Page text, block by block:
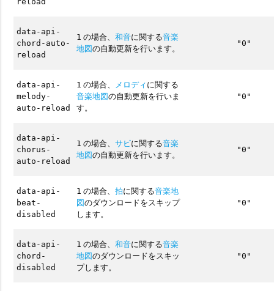
data-api-
chord-auto-
reload
1 の場合、和音に関する音楽
地図の自動更新を行います。
"0"
data-api-
melody-
auto-reload
1 の場合、 メロディに関する
音楽地図の自動更新を行いま
す。
"0"
data-api-
chorus-
auto-reload
1 の場合、サビに関する音楽
地図の自動更新を行います。
"0"
data-api-
beat-
disabled
1 の場合、拍に関する音楽地
図のダウンロードをスキップ
します。
"0"
data-api-
chord-
disabled
1 の場合、和音に関する音楽
地図のダウンロードをスキッ
プします。
"0"